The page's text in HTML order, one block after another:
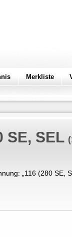
Merkliste
SE, SEL
„ 116 (280 SE,